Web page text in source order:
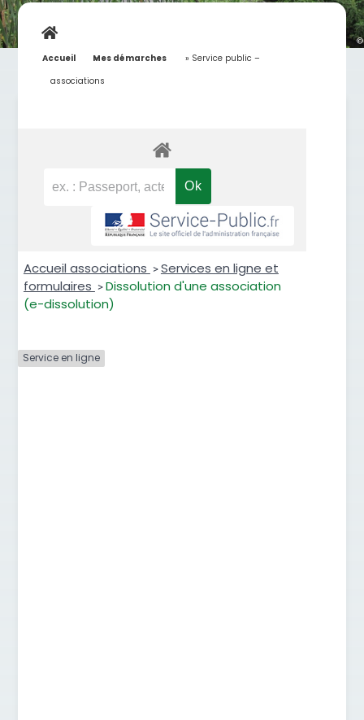
Accueil »
Mes démarches » Service public –
associations
Accueil associations > Services en ligne et
formulaires > Dissolution d'une association
(e-dissolution)
Service en ligne